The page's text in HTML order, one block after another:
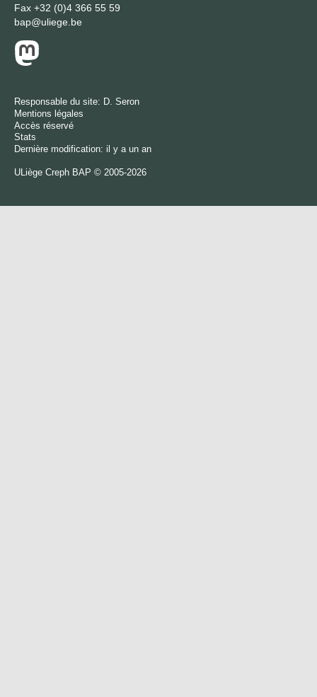
Fax +32 (0)4 366 55 59
bap@uliege.be
Responsable du site: D. Seron
Mentions légales
Accès réservé
Stats
Dernière modification: il y a un an
ULiège Creph BAP © 2005-2026